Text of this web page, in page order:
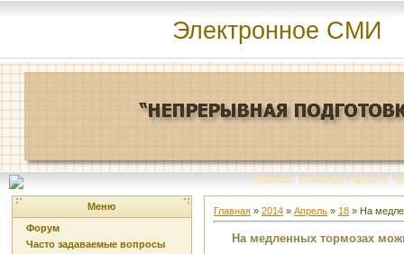
Электронное СМИ
Главная | Команда портала | О
Меню
Форум
Часто задаваемые вопросы
Главная » 2014 » Апрель » 18 » На
На медленных тормозах